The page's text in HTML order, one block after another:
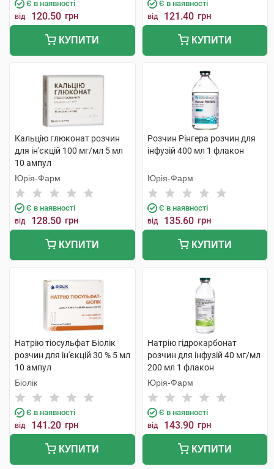
Є в наявності
від 120.50 грн
КУПИТИ
Є в наявності
від 121.40 грн
КУПИТИ
Кальцію глюконат розчин
для ін'єкцій 100 мг/мл 5 мл
10 ампул
Юрія-Фарм
Є в наявності
від 128.50 грн
КУПИТИ
Розчин Рінгера розчин для
інфузій 400 мл 1 флакон
Юрія-Фарм
Є в наявності
від 135.60 грн
КУПИТИ
Натрію тіосульфат Біолік
розчин для ін'єкцій 30 % 5 мл
10 ампул
Біолік
Є в наявності
від 141.20 грн
КУПИТИ
Натрію гідрокарбонат
розчин для інфузій 40 мг/мл
200 мл 1 флакон
Юрія-Фарм
Є в наявності
від 143.90 грн
КУПИТИ